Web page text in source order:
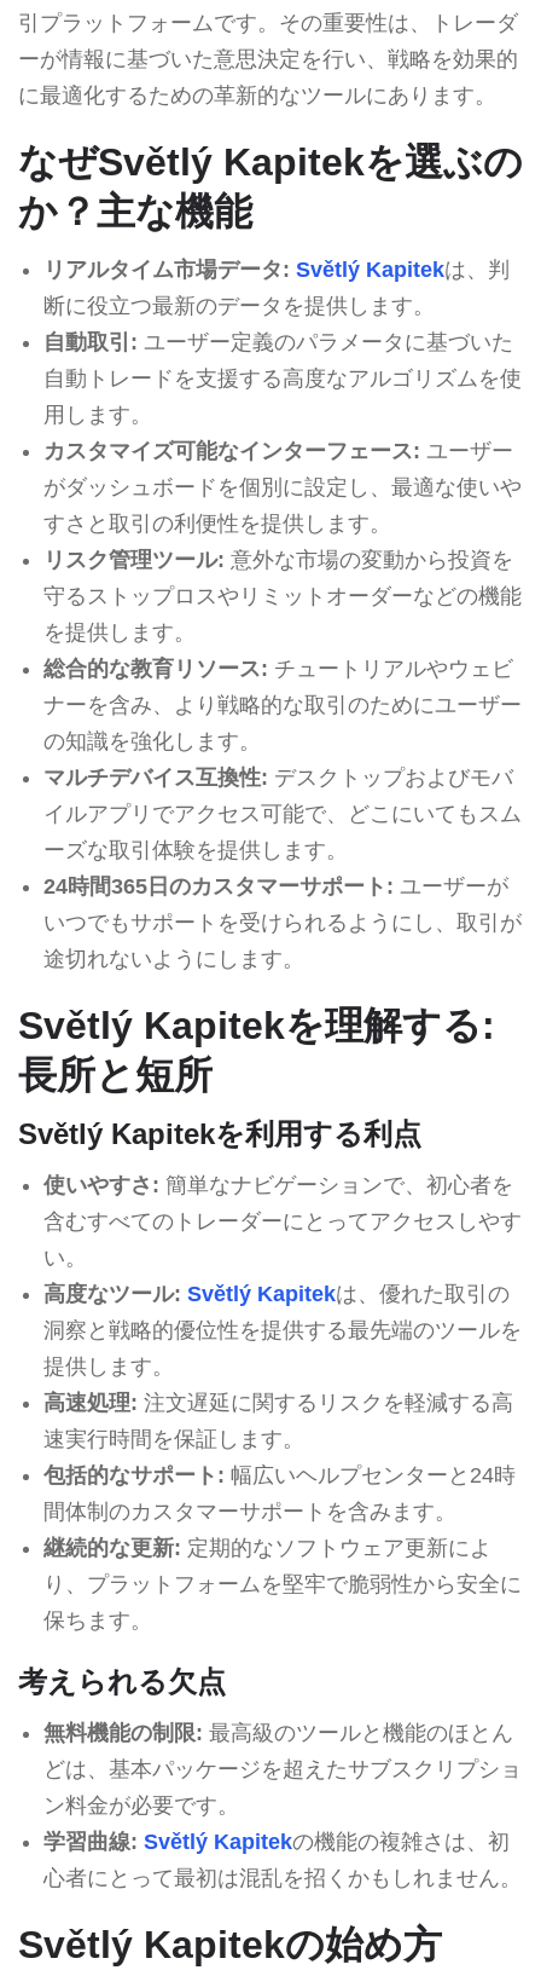
引プラットフォームです。その重要性は、トレーダ
ーが情報に基づいた意思決定を行い、戦略を効果的
に最適化するための革新的なツールにあります。
なぜSvětlý Kapitekを選ぶの
か？主な機能
リアルタイム市場データ: Světlý Kapitekは、判
断に役立つ最新のデータを提供します。
自動取引: ユーザー定義のパラメータに基づいた
自動トレードを支援する高度なアルゴリズムを使
用します。
カスタマイズ可能なインターフェース: ユーザー
がダッシュボードを個別に設定し、最適な使いや
すさと取引の利便性を提供します。
リスク管理ツール: 意外な市場の変動から投資を
守るストップロスやリミットオーダーなどの機能
を提供します。
総合的な教育リソース: チュートリアルやウェビ
ナーを含み、より戦略的な取引のためにユーザー
の知識を強化します。
マルチデバイス互換性: デスクトップおよびモバ
イルアプリでアクセス可能で、どこにいてもスム
ーズな取引体験を提供します。
24時間365日のカスタマーサポート: ユーザーが
いつでもサポートを受けられるようにし、取引が
途切れないようにします。
Světlý Kapitekを理解する:
長所と短所
Světlý Kapitekを利用する利点
使いやすさ: 簡単なナビゲーションで、初心者を
含むすべてのトレーダーにとってアクセスしやす
い。
高度なツール: Světlý Kapitekは、優れた取引の
洞察と戦略的優位性を提供する最先端のツールを
提供します。
高速処理: 注文遅延に関するリスクを軽減する高
速実行時間を保証します。
包括的なサポート: 幅広いヘルプセンターと24時
間体制のカスタマーサポートを含みます。
継続的な更新: 定期的なソフトウェア更新によ
り、プラットフォームを堅牢で脆弱性から安全に
保ちます。
考えられる欠点
無料機能の制限: 最高級のツールと機能のほとん
どは、基本パッケージを超えたサブスクリプショ
ン料金が必要です。
学習曲線: Světlý Kapitekの機能の複雑さは、初
心者にとって最初は混乱を招くかもしれません。
Světlý Kapitekの始め方